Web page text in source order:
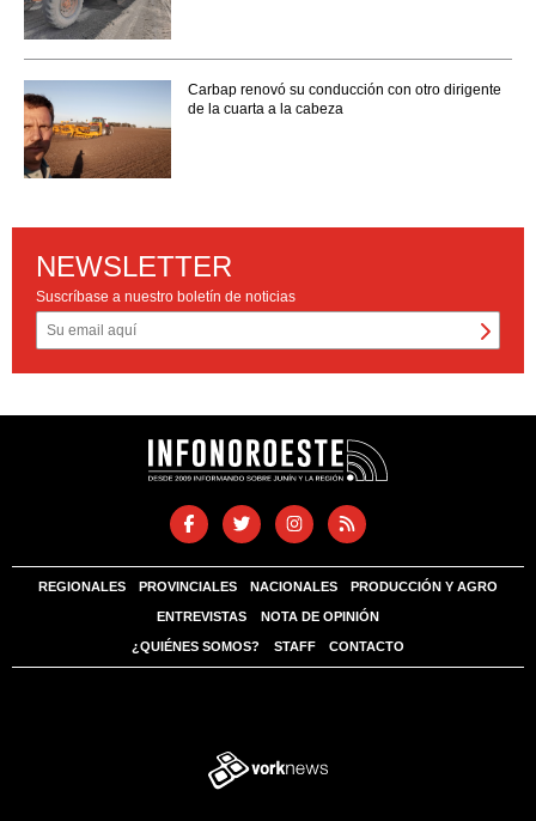
Carbap renovó su conducción con otro dirigente
de la cuarta a la cabeza
NEWSLETTER
Suscríbase a nuestro boletín de noticias
REGIONALES PROVINCIALES NACIONALES PRODUCCIÓN Y AGRO
ENTREVISTAS NOTA DE OPINIÓN
¿QUIÉNES SOMOS? STAFF CONTACTO